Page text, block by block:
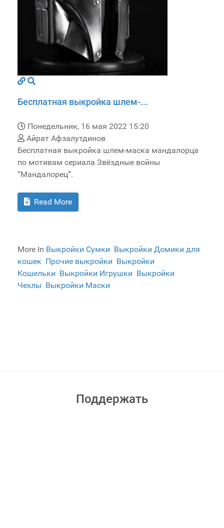
Бесплатная выкройка шлем-...
Понедельник, 16 мая 2022 15:20
Айрат Афзалутдинов
Бесплатная выкройка шлем-маска мандалорца
по мотивам сериала Звёздные войны
“Мандалорец”.
Read More
More In Выкройки Сумки Выкройки Домики для
кошек Прочие выкройки Выкройки
Кошельки Выкройки Игрушки Выкройки
Чехлы Выкройки Маски
Поддержать